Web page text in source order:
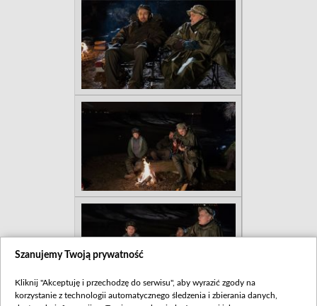
Szanujemy Twoją prywatność
Kliknij "Akceptuję i przechodzę do serwisu", aby wyrazić zgody na
korzystanie z technologii automatycznego śledzenia i zbierania danych,